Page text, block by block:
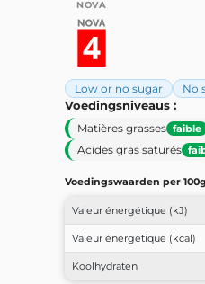
NOVA
Low or no sugar No
Voedingsniveaus :
Matières grasses faible
Acides gras saturés
Voedingswaarden per
Valeur énergétique (kJ)
Valeur énergétique (kcal)
Koolhydraten